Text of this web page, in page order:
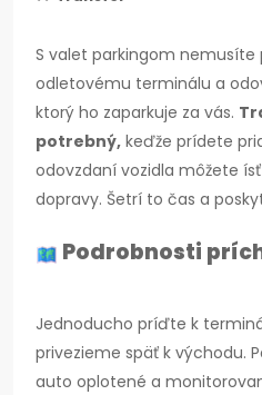
S valet parkingom nemusíte
odletovému terminálu a
ktorý ho zaparkuje za vás.
potrebný, keďže prídete
odovzdaní vozidla môžete
dopravy. Šetrí to čas a
Podrobnosti
Jednoducho príďte k
privezieme späť k východu.
auto oplotené a